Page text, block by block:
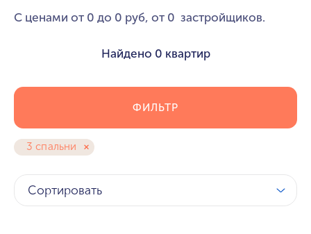
С ценами от 0 до 0 руб, от 0 застройщиков.
Найдено 0 квартир
3 спальни
ФИЛЬТР
Сортировать